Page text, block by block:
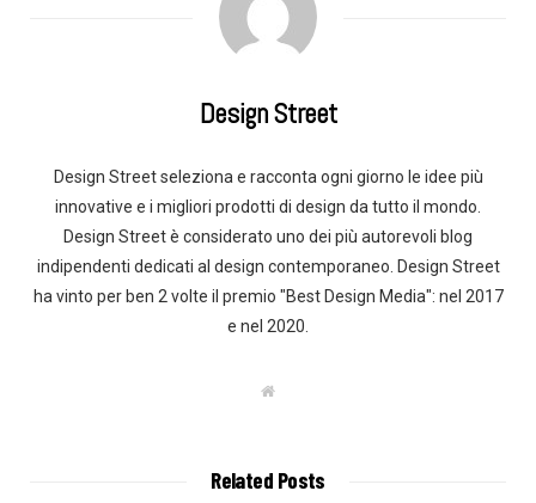
Design Street
Design Street seleziona e racconta ogni giorno le idee più
innovative e i migliori prodotti di design da tutto il mondo.
Design Street è considerato uno dei più autorevoli blog
indipendenti dedicati al design contemporaneo. Design Street
ha vinto per ben 2 volte il premio "Best Design Media": nel 2017
e nel 2020.
W
Related Posts